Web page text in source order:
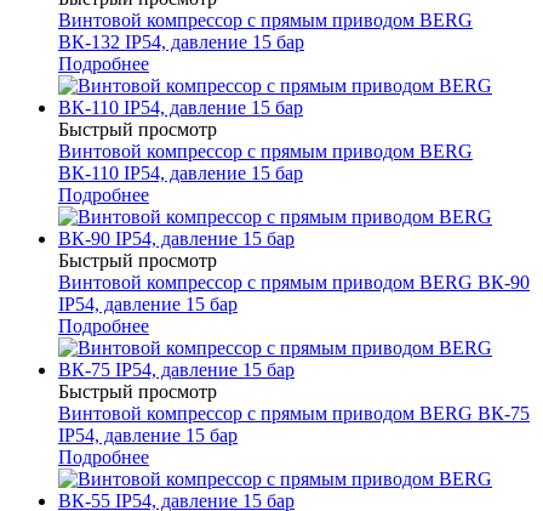
Винтовой компрессор с прямым приводом BERG
ВК-132 IP54, давление 15 бар
Подробнее
Быстрый просмотр
Винтовой компрессор с прямым приводом BERG
ВК-110 IP54, давление 15 бар
Подробнее
Быстрый просмотр
Винтовой компрессор с прямым приводом BERG ВК-90
IP54, давление 15 бар
Подробнее
Быстрый просмотр
Винтовой компрессор с прямым приводом BERG ВК-75
IP54, давление 15 бар
Подробнее